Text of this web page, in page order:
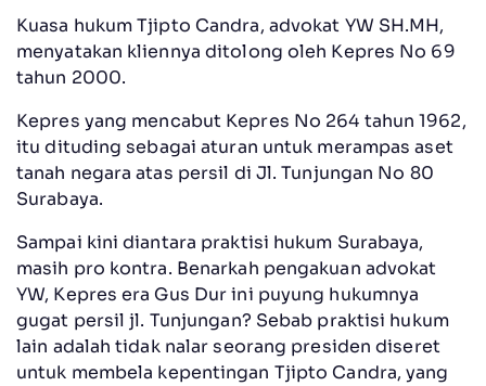
Kuasa hukum Tjipto Candra, advokat YW SH.MH,
menyatakan kliennya ditolong oleh Kepres No 69
tahun 2000.
Kepres yang mencabut Kepres No 264 tahun 1962,
itu dituding sebagai aturan untuk merampas aset
tanah negara atas persil di Jl. Tunjungan No 80
Surabaya.
Sampai kini diantara praktisi hukum Surabaya,
masih pro kontra. Benarkah pengakuan advokat
YW, Kepres era Gus Dur ini puyung hukumnya
gugat persil jl. Tunjungan? Sebab praktisi hukum
lain adalah tidak nalar seorang presiden diseret
untuk membela kepentingan Tjipto Candra, yang